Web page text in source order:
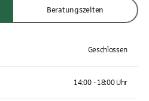
Beratungszeiten
Geschlossen
14:00 - 18:00 Uhr